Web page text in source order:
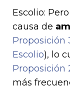
Escolio:
causa de
Proposición
Escolio), lo
Proposición
más